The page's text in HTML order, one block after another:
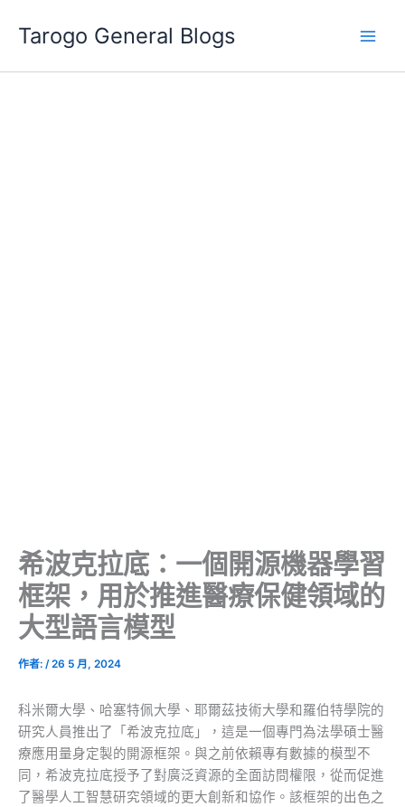
要
Tarogo General Blogs
希波克拉底：一個開源機器學習
框架，用於推進醫療保健領域的
大型語言模型
作者: /26 5 月, 2024
科米爾大學、哈塞特佩大學、耶爾茲技術大學和羅伯特學院的
研究人員推出了「希波克拉底」，這是一個專門為法學碩士醫
療應用量身定製的開源框架。與之前依賴專有數據的模型不
同，希波克拉底授予了對廣泛資源的全面訪問權限，從而促進
了醫學人工智慧研究領域的更大創新和協作。該框架的出色之